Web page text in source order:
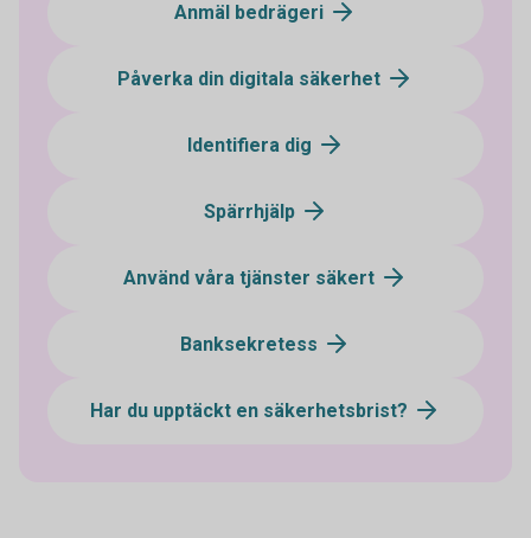
Anmäl bedrägeri
Påverka din digitala säkerhet
Identifiera dig
Spärrhjälp
Använd våra tjänster säkert
Banksekretess
Har du upptäckt en säkerhetsbrist?